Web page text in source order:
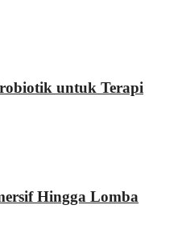
untuk Terapi
Hingga Lomba